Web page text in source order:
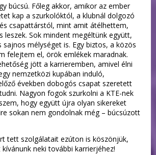
búcsú. Főleg akkor, amikor az ember
kap a szurkolóktól, a klubnál dolgozó
csapattárstól, mint amit átélhettem,
leszek. Sok mindent megéltünk együtt,
sajnos mélységet is. Egy biztos, a közös
felejtem el, örök emlékek maradnak.
jött a karrieremben, amivel élni
nemzetközi kupában induló,
években dobogós csapat szeretett
Nagyon fogok szurkolni a KTE-nek
hogy együtt újra olyan sikereket
sokan nem gondolnak még – búcsúzott
tett szolgálatait ezúton is köszönjük,
neki további karrierjéhez!